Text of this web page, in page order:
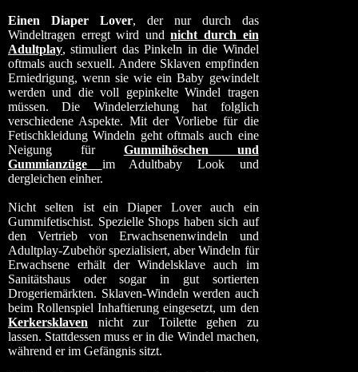
Einen Diaper Lover, der nur durch das
Windeltragen erregt wird undnicht durch ein
Adultplay, stimuliert das Pinkeln in die Windel
oftmals auch sexuell. Andere Sklaven empfinden
Erniedrigung, wenn sie wie ein Baby gewindelt
werden und die voll gepinkelte Windel tragen
müssen. Die Windelerziehung hat folglich
verschiedene Aspekte. Mit der Vorliebe für die
Fetischkleidung Windeln geht oftmals auch eine
Neigung für Gummihöschen und
Gummianzüge im Adultbaby Look und
dergleichen einher.
Nicht selten ist ein Diaper Lover auch ein
Gummifetischist. Spezielle Shops haben sich auf
den Vertrieb von Erwachsenenwindeln und
Adultplay-Zubehör spezialisiert, aber Windeln für
Erwachsene erhält der Windelsklave auch im
Sanitätshaus oder sogar in gut sortierten
Drogeriemärkten. Sklaven-Windeln werden auch
beim Rollenspiel Inhaftierung eingesetzt, um den
Kerkersklaven nicht zur Toilette gehen zu
lassen. Stattdessen muss er in die Windel machen,
während er im Gefängnis sitzt.